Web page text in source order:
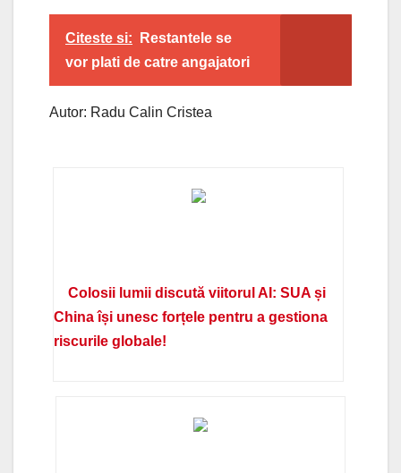
Citeste si:
Restantele se
vor plati de catre angajatori
Autor: Radu Calin Cristea
Colosii lumii discută viitorul AI: SUA și
China își unesc forțele pentru a gestiona
riscurile globale!